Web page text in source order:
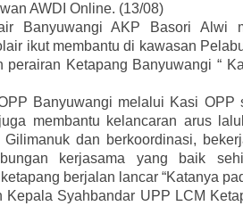
AWDI Online. (13/08)
Banyuwangi AKP Basori Alwi
ikut membantu di kawasan
perairan Ketapang Banyuwangi “
Banyuwangi melalui Kasi OPP
membantu kelancaran arus
Gilimanuk dan berkoordinasi,
kerjasama yang baik
berjalan lancar “Katanya
Kepala Syahbandar UPP LCM